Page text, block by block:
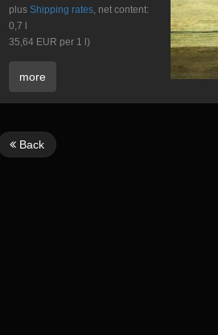
plus Shipping rates, net content:
0,7 l
35,64 EUR per 1 l)
more
Back